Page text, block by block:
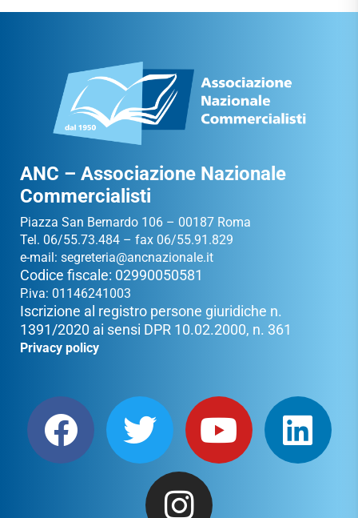
ANC – Associazione Nazionale
Commercialisti
Piazza San Bernardo 106 – 00187 Roma
Tel. 06/55.73.484 – fax 06/55.91.829
e-mail: segreteria@ancnazionale.it
Codice fiscale: 02990050581
P.iva: 01146241003
Iscrizione al registro persone giuridiche n.
1391/2020 ai sensi DPR 10.02.2000, n. 361
Privacy policy